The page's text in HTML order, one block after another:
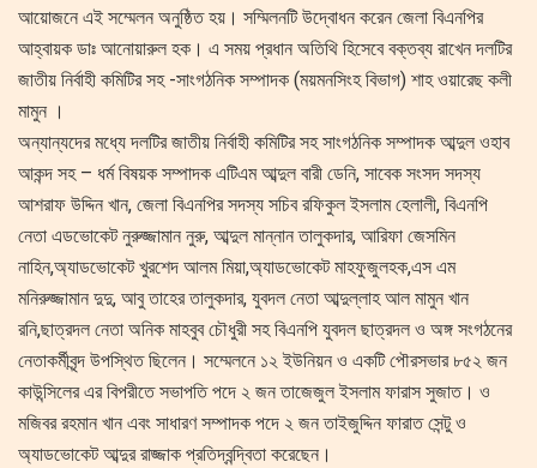
আয়োজনে এই সম্মেলন অনুষ্ঠিত হয়। সম্মিলনটি উদ্বোধন করেন জেলা বিএনপির
আহ্বায়ক ডাঃ আনোয়ারুল হক। এ সময় প্রধান অতিথি হিসেবে বক্তব্য রাখেন দলটির
জাতীয় নির্বাহী কমিটির সহ -সাংগঠনিক সম্পাদক (ময়মনসিংহ বিভাগ) শাহ ওয়ারেছ কলী
মামুন ।
অন্যান্যদের মধ্যে দলটির জাতীয় নির্বাহী কমিটির সহ সাংগঠনিক সম্পাদক আব্দুল ওহাব
আকন্দ সহ – ধর্ম বিষয়ক সম্পাদক এটিএম আব্দুল বারী ডেনি, সাবেক সংসদ সদস্য
আশরাফ উদ্দিন খান, জেলা বিএনপির সদস্য সচিব রফিকুল ইসলাম হেলালী, বিএনপি
নেতা এডভোকেট নুরুজ্জামান নুরু, আব্দুল মান্নান তালুকদার, আরিফা জেসমিন
নাহিন,অ্যাডভোকেট খুরশেদ আলম মিয়া,অ্যাডভোকেট মাহফুজুলহক,এস এম
মনিরুজ্জামান দুদু, আবু তাহের তালুকদার, যুবদল নেতা আব্দুল্লাহ আল মামুন খান
রনি,ছাত্রদল নেতা অনিক মাহবুব চৌধুরী সহ বিএনপি যুবদল ছাত্রদল ও অঙ্গ সংগঠনের
নেতাকর্মীবৃন্দ উপস্থিত ছিলেন। সম্মেলনে ১২ ইউনিয়ন ও একটি পৌরসভার ৮৫২ জন
কাউন্সিলের এর বিপরীতে সভাপতি পদে ২ জন তাজেজুল ইসলাম ফারাস সুজাত। ও
মজিবর রহমান খান এবং সাধারণ সম্পাদক পদে ২ জন তাইজুদ্দিন ফারাত সেন্টু ও
অ্যাডভোকেট আব্দুর রাজ্জাক প্রতিদ্বন্দ্বিতা করেছেন।